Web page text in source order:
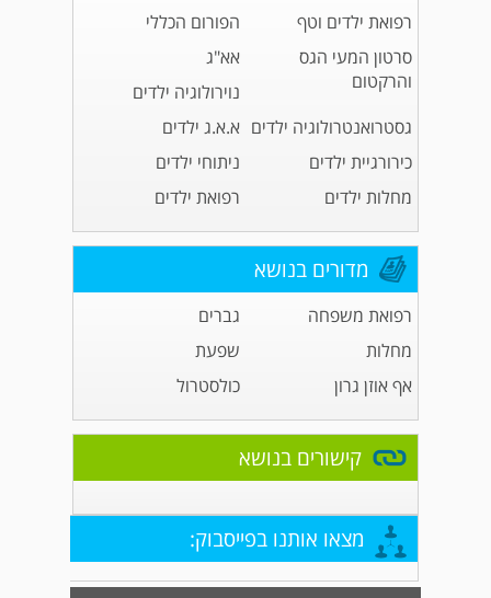
רפואת ילדים וטף
הפורום הכללי
סרטון המעי הגס
והרקטום
אא"ג
נוירולוגיה ילדים
גסטרואנטרולוגיה ילדים א.א.ג ילדים
כירורגיית ילדים
ניתוחי ילדים
מחלות ילדים
רפואת ילדים
מדורים בנושא
רפואת משפחה
גברים
מחלות
שפעת
אף אוזן גרון
כולסטרול
קישורים בנושא
מצאו אותנו בפייסבוק: